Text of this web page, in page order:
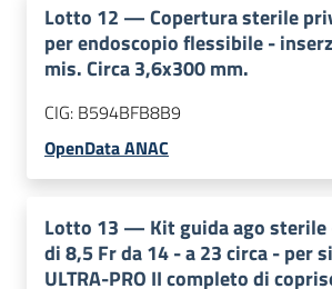
Lotto 12 —Copertura sterile
per endoscopio flessibile -
mis. Circa 3,6x300 mm.
CIG: B594BFB8B9
OpenData ANAC
Lotto 13 — Kit guida ago
di 8,5 Fr da 14 - a 23 circa - per
ULTRA-PRO II completo di